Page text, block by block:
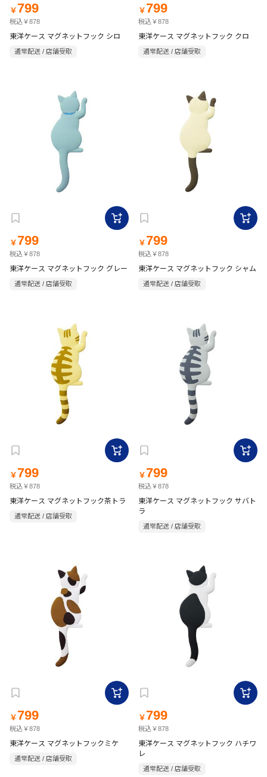
￥ 799
税込￥878
東洋ケース マグネットフック シロ
通常配送 / 店舗受取
￥ 799
税込￥878
東洋ケース マグネットフック クロ
通常配送 / 店舗受取
￥ 799
税込￥878
東洋ケース マグネットフック グレー
通常配送 / 店舗受取
￥ 799
税込￥878
東洋ケース マグネットフック シャム
通常配送 / 店舗受取
￥ 799
税込￥878
東洋ケース マグネットフック茶トラ
通常配送 / 店舗受取
￥ 799
税込￥878
東洋ケース マグネットフック サバト
ラ
通常配送 / 店舗受取
￥ 799
税込￥878
東洋ケース マグネットフックミケ
通常配送 / 店舗受取
￥ 799
税込￥878
東洋ケース マグネットフック ハチワ
レ
通常配送 / 店舗受取